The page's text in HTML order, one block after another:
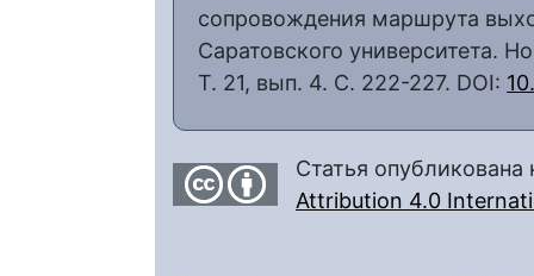
сопровождения маршрута
Саратовского университета.
Т. 21, вып. 4. С. 222-227. DOI:
Статья
Attribution 4.0